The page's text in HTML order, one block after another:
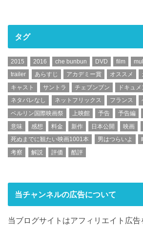
タグ
2015 2016 che bunbun DVD film
trailer
あらすじ アカデミー賞 オススメ
キャスト
サントラ チェブンブン ドキュ
ネタバレなし
ネットフリックス フランス
ベルリン国際映画祭
上映館 予告 予告編
意味
感想 料金 新作 日本公開 映画
死ぬまでに観たい映画1001本
男はつらいよ
考察
解説 評価 酷評
当チャンネルの広告について
当ブログサイトはアフィリエイト広